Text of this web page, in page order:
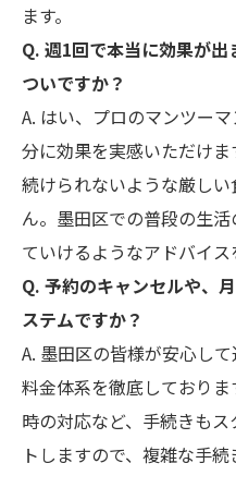
ます。
Q. 週1回で本当に効果が
ついですか？
A. はい、プロのマンツー
分に効果を実感いただけ
続けられないような厳し
ん。墨田区での普段の生
ていけるようなアドバイス
Q. 予約のキャンセルや、
ステムですか？
A. 墨田区の皆様が安心し
料金体系を徹底しており
時の対応など、手続きも
トしますので、複雑な手続